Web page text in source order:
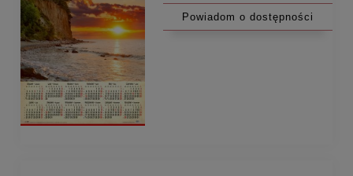
Powiadom o dostępności